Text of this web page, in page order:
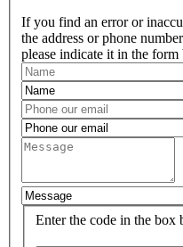
If you find an error or
the address or phone
please indicate it in the
Enter the code in the box